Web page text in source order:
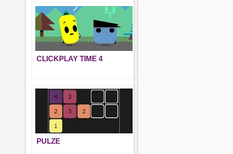
CLICKPLAY TIME 4
PULZE